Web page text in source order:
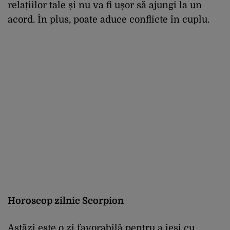
relațiilor tale și nu va fi ușor să ajungi la un
acord. În plus, poate aduce conflicte în cuplu.
Horoscop zilnic Scorpion
Astăzi este o zi favorabilă pentru a ieși cu